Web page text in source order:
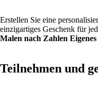
Erstellen Sie eine
einzigartiges Geschenk für
Malen nach Zahlen
Teilnehmen und